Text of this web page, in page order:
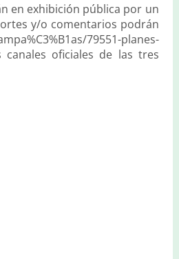
en exhibición pública por un
y/o comentarios podrán
79551-planes-
canales oficiales de las tres